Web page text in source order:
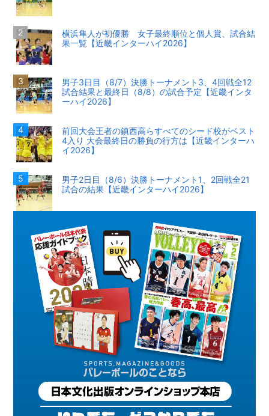
横浜隼人が初優勝 女子最終順位と個人賞、試合結
果一覧【近畿インターハイ2026】
男子3日目（8/7）決勝トーナメント3、4回戦全12
試合結果と最終日（8/8）の試合予定【近畿インタ
ーハイ2026】
前回大会王者の鎮西高らすべてのシード校がベスト
4入り 大会最終日の勝負の行方は【近畿インターハ
イ2026】
男子2日目（8/6）決勝トーナメント1、2回戦全21
試合の結果【近畿インターハイ2026】